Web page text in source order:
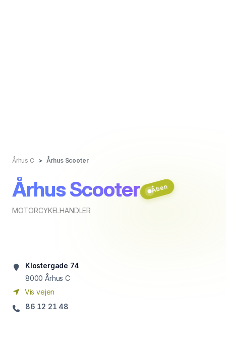
Århus C Århus Scooter
Århus Scooter
MOTORCYKELHANDLER
Åben
Klostergade 74
8000 Århus C
Vis vejen
86 12 21 48